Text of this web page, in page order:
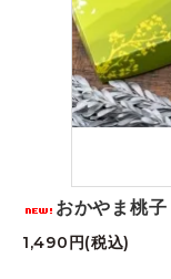
おかやま桃
1,490円(税込)